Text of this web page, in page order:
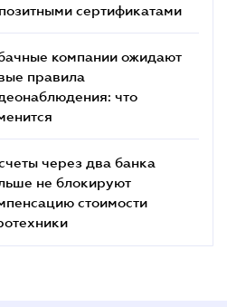
сертификатами
компании ожидают
правила
что
через два банка
не блокируют
стоимости